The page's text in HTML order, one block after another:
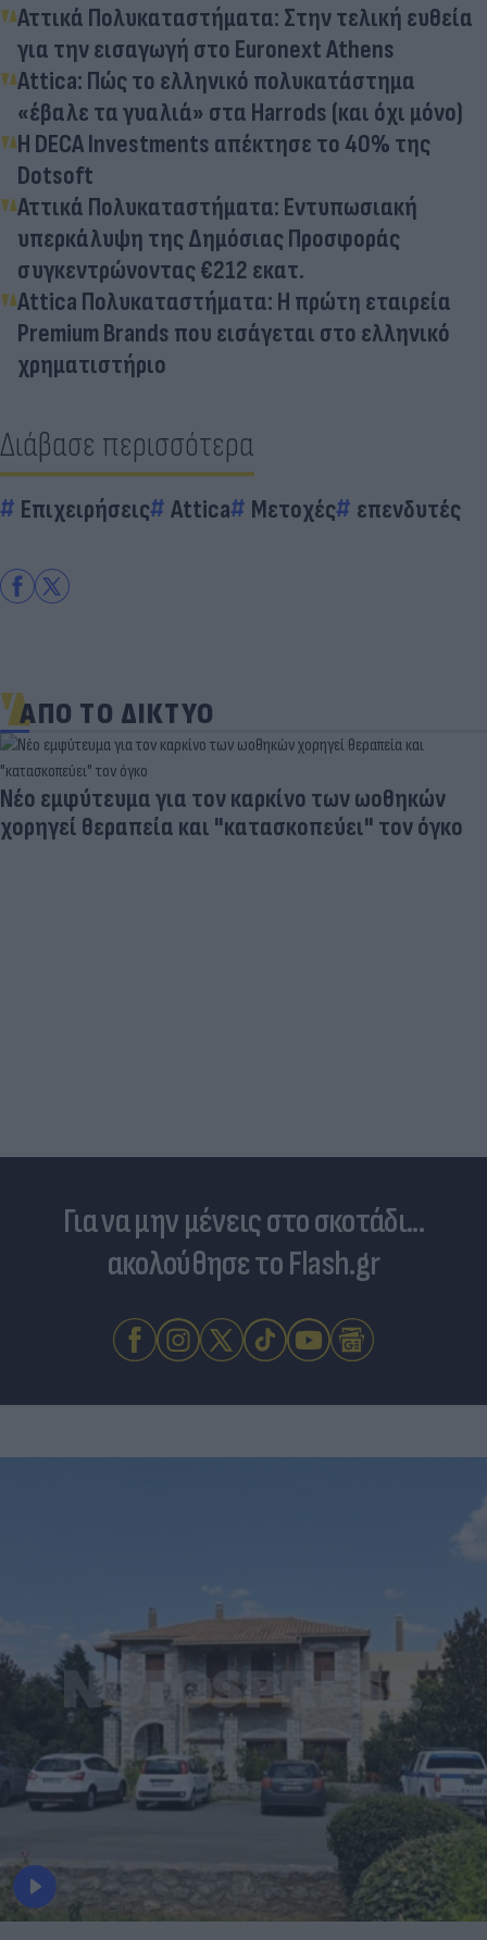
Αττικά Πολυκαταστήματα: Στην τελική ευθεία
για την εισαγωγή στο Euronext Athens
Attica: Πώς το ελληνικό πολυκατάστημα
«έβαλε τα γυαλιά» στα Harrods (και όχι μόνο)
H DECA Investments απέκτησε το 40% της
Dotsoft
Αττικά Πολυκαταστήματα: Εντυπωσιακή
υπερκάλυψη της Δημόσιας Προσφοράς
συγκεντρώνοντας €212 εκατ.
Attica Πολυκαταστήματα: Η πρώτη εταιρεία
Premium Brands που εισάγεται στο ελληνικό
χρηματιστήριο
Διάβασε περισσότερα
Επιχειρήσεις Attica Μετοχές επενδυτές
ΑΠΟ ΤΟ ΔΙΚΤΥΟ
Νέο εμφύτευμα για τον καρκίνο των ωοθηκών
χορηγεί θεραπεία και "κατασκοπεύει" τον όγκο
Για να μην μένεις στο σκοτάδι...
ακολούθησε το Flash.gr